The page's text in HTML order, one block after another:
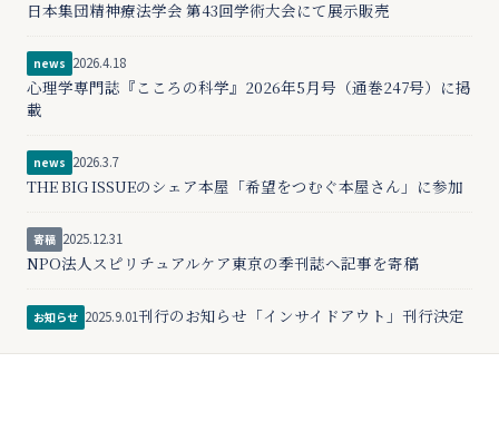
日本集団精神療法学会 第43回学術大会にて展示販売
news 2026.4.18
心理学専門誌『こころの科学』2026年5月号（通巻247号）に掲
載
news 2026.3.7
THE BIG ISSUEのシェア本屋「希望をつむぐ本屋さん」に参加
寄稿 2025.12.31
NPO法人スピリチュアルケア東京の季刊誌へ記事を寄稿
お知らせ 2025.9.01刊行のお知らせ「インサイドアウト」刊行決定